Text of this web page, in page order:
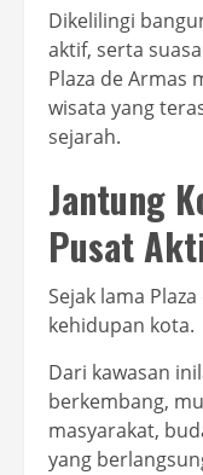
Dikelilingi
aktif, serta
Plaza de Armas
wisata yang
sejarah.
Jantung
Pusat
Sejak lama
kehidupan kota.
Dari kawasan
berkembang,
masyarakat,
yang